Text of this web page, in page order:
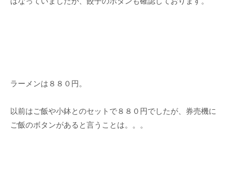
ラーメンは８８０円。
以前はご飯や小鉢とのセットで８８０円でしたが、券売機に
ご飯のボタンがあると言うことは。。。